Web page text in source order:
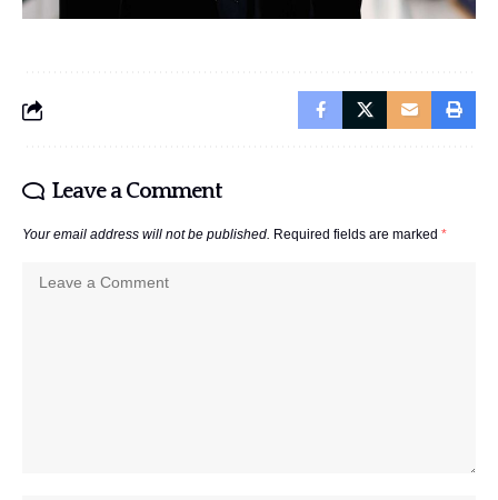
Leave a Comment
Your email address will not be published. Required fields are marked *